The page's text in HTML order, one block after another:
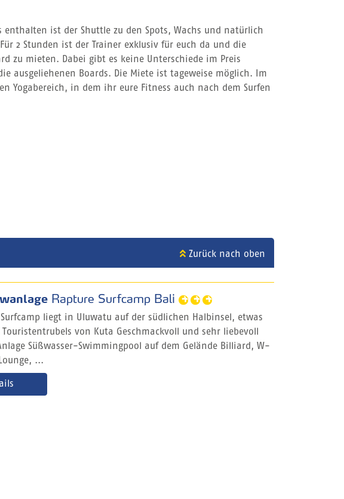
ist der Shuttle zu den Spots, Wachs und natürlich
2 Stunden ist der Trainer exklusiv für euch da und die
zu mieten. Dabei gibt es keine Unterschiede im Preis
ausgeliehenen Boards. Die Miete ist tageweise möglich. Im
Yogabereich, in dem ihr eure Fitness auch nach dem Surfen
Zurück nach oben
Rapture Surfcamp Bali
liegt in Uluwatu auf der südlichen Halbinsel, etwas
Touristentrubels von Kuta Geschmackvoll und sehr liebevoll
Süßwasser-Swimmingpool auf dem Gelände Billiard, W-
...